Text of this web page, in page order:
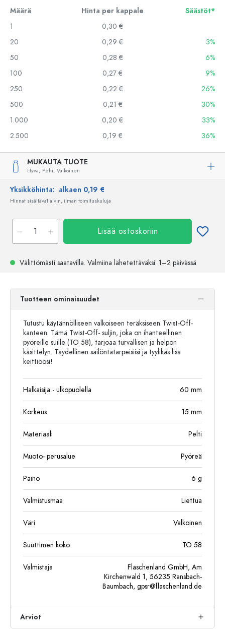
Määrä Hinta per kappale
Säästöt*
1
0,30 €
20
0,29 €
3%
50
0,28 €
6%
100
0,27 €
9%
250
0,22 €
26%
500
0,21 €
30%
1.000
0,20 €
33%
2.500
0,19 € 36%
MUKAUTA TUOTE
Hyvä, Pelti, Valkoinen
Yksikköhinta: alkaen 0,19 €
Hinnat sisältävät alv:n, ilman toimituskuluja
Lisää ostoskoriin
Välittömästi saatavilla. Valmiina lähetettäväksi: 1–2 päivässä
Tuotteen ominaisuudet
Tutustu käytännölliseen valkoiseen teräksiseen Twist-Off-
kanteen. Tämä Twist-Off- suljin, joka on ihanteellinen
pyöreille suille (TO 58), tarjoaa turvallisen ja helpon
käsittelyn. Täydellinen säilöntätarpeisiisi ja tyylikäs lisä
keittiöösi!
Halkaisija - ulkopuolella 60 mm
Korkeus 15 mm
Materiaali Pelti
Muoto- perusalue Pyöreä
Paino 6 g
Valmistusmaa Liettua
Väri Valkoinen
Suuttimen koko TO 58
Valmistaja
Flaschenland GmbH, Am
Kirchenwald 1, 56235 Ransbach-
Baumbach, gpsr@flaschenland.de
Arviot